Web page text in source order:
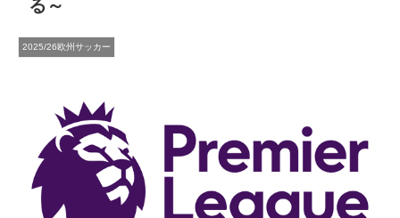
る～
2025/26欧州サッカー